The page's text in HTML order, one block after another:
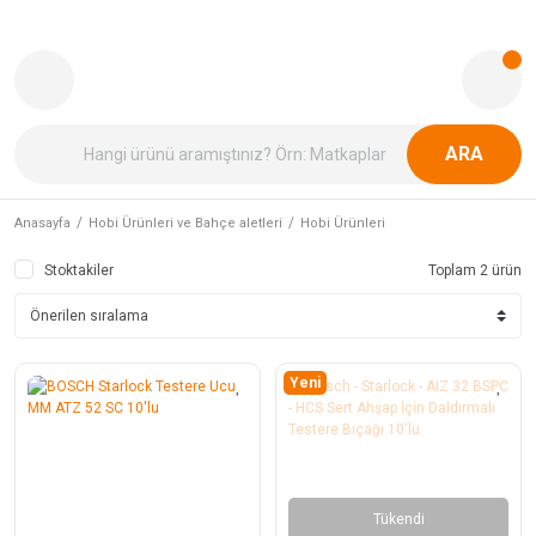
ARA
Anasayfa Hobi Ürünleri ve Bahçe aletleri Hobi Ürünleri
Stoktakiler Toplam 2 ürün
Yeni
Tükendi